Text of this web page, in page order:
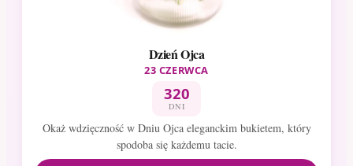
Dzień Ojca
23 CZERWCA
320
DNI
Okaż wdzięczność w Dniu Ojca eleganckim bukietem, który
spodoba się każdemu tacie.